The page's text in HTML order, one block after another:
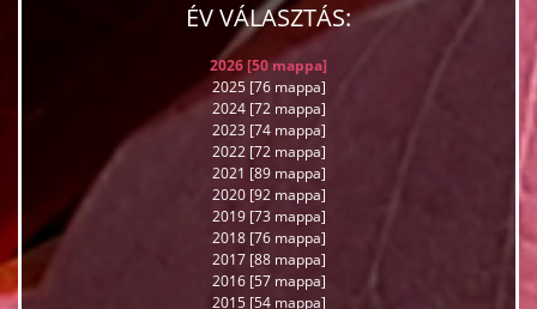
ÉV VÁLASZTÁS:
2026 [50 mappa]
2025 [76 mappa]
2024 [72 mappa]
2023 [74 mappa]
2022 [72 mappa]
2021 [89 mappa]
2020 [92 mappa]
2019 [73 mappa]
2018 [76 mappa]
2017 [88 mappa]
2016 [57 mappa]
2015 [54 mappa]